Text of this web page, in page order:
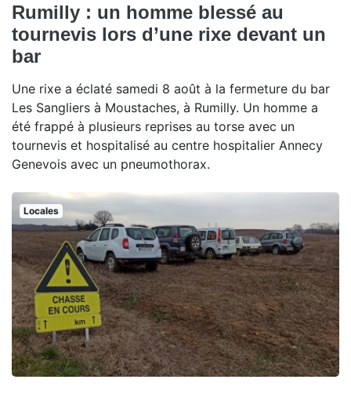
Rumilly : un homme blessé au
tournevis lors d’une rixe devant un
bar
Une rixe a éclaté samedi 8 août à la fermeture du bar
Les Sangliers à Moustaches, à Rumilly. Un homme a
été frappé à plusieurs reprises au torse avec un
tournevis et hospitalisé au centre hospitalier Annecy
Genevois avec un pneumothorax.
Locales